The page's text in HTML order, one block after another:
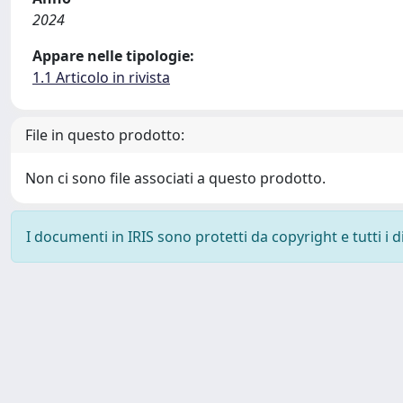
2024
Appare nelle tipologie:
1.1 Articolo in rivista
File in questo prodotto:
Non ci sono file associati a questo prodotto.
I documenti in IRIS sono protetti da copyright e tutti i